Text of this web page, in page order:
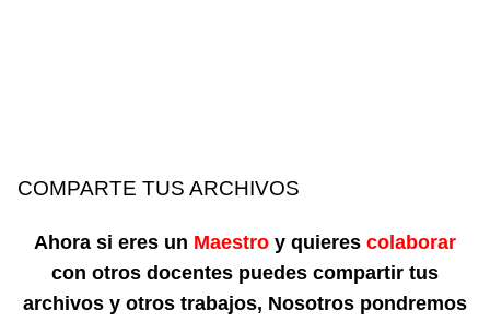
COMPARTE TUS ARCHIVOS
Ahora si eres un Maestro y quieres colaborar
con otros docentes puedes compartir tus
archivos y otros trabajos, Nosotros pondremos